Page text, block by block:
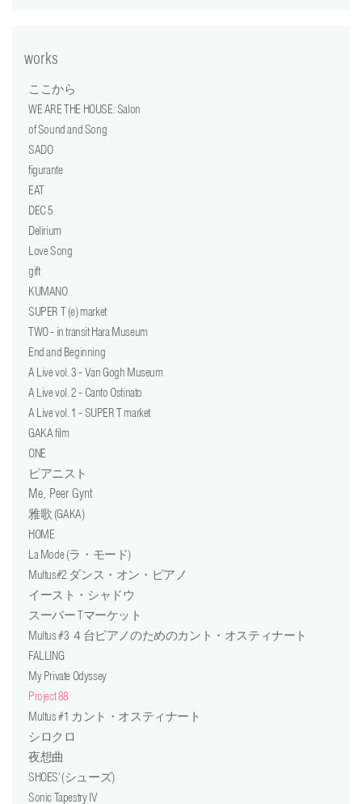
works
ここから
WE ARE THE HOUSE: Salon
of Sound and Song
SADO
figurante
EAT
DEC 5
Delirium
Love Song
gift
KUMANO
SUPER T (e) market
TWO - in transit Hara Museum
End and Beginning
A Live vol. 3 - Van Gogh Museum
A Live vol. 2 - Canto Ostinato
A Live vol. 1 - SUPER T market
GAKA film
ONE
ピアニスト
Me, Peer Gynt
雅歌 (GAKA)
HOME
La Mode (ラ・モード)
Multus#2 ダンス・オン・ピアノ
イースト・シャドウ
スーパー Tマーケット
Multus #3 ４台ピアノのためのカント・オスティナート
FALLING
My Private Odyssey
Project 88
Multus #1 カント・オスティナート
シロクロ
夜想曲
SHOES’ (シューズ)
Sonic Tapestry IV